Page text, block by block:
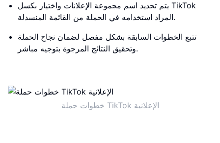
يتم تحديد اسم مجموعة الإعلانات واختيار بكسل TikTok
المراد استخدامه في الحملة من القائمة المنسدلة.
تتبع الخطوات السابقة بشكل مفصل لضمان نجاح الحملة
وتحقيق النتائج المرجوة بتوجيه مباشر.
خطوات حملة TikTok الإعلانية